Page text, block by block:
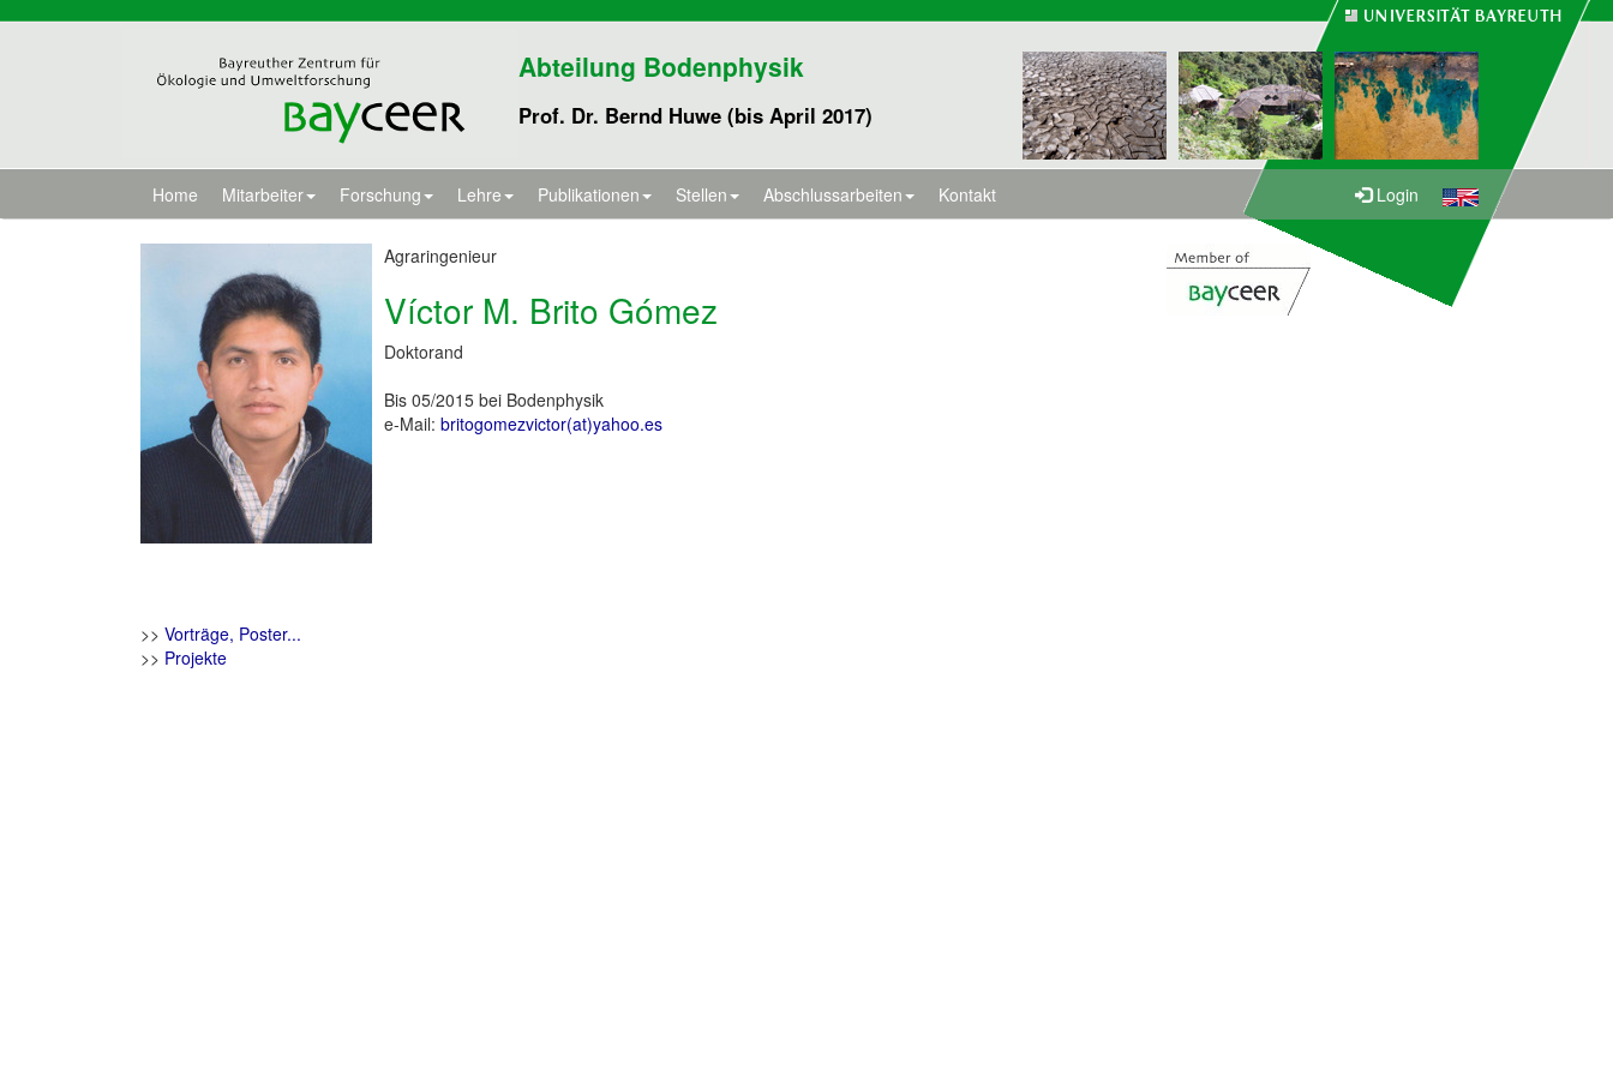
Abteilung Bodenphysik
Prof. Dr. Bernd Huwe (bis April 2017)
Home Mitarbeiter Forschung Lehre Publikationen Stellen Abschlussarbeiten Kontakt Login
Agraringenieur
Víctor M. Brito Gómez
Doktorand
Bis 05/2015 bei Bodenphysik
e-Mail: britogomezvictor(at)yahoo.es
>> Vorträge, Poster...
>> Projekte